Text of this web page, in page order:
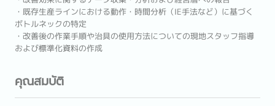
・既存生産ラインにおける動作・時間分析（IE手法など）に基づく
ボトルネックの特定
・改善後の作業手順や治具の使用方法についての現地スタッフ指導
および標準化資料の作成
คุณสมบัติ